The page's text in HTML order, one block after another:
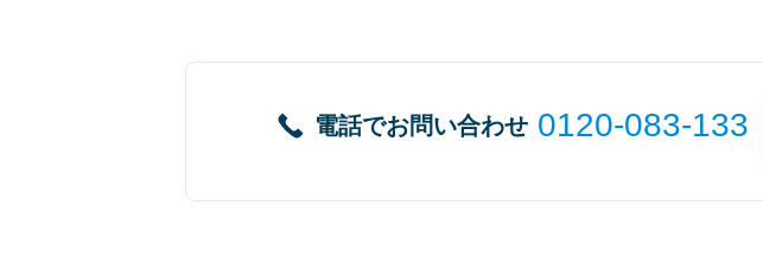
電話でお問い合わせ 0120-083-133